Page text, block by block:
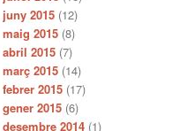
juny 2015 (12)
maig 2015 (8)
abril 2015 (7)
març 2015 (14)
febrer 2015 (17)
gener 2015 (6)
desembre 2014 (1)